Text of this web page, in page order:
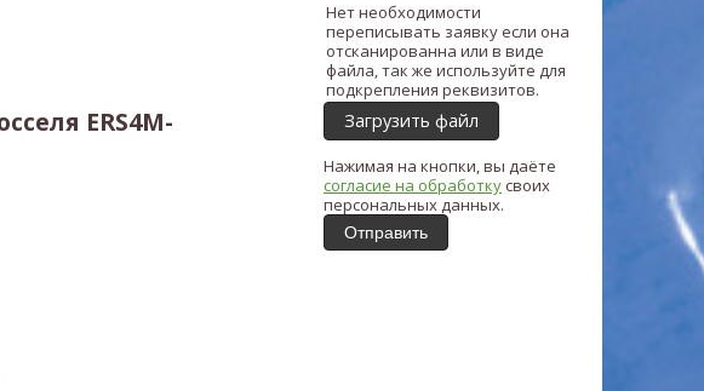
ERS4M-
Нет необходимости
переписывать заявку если она
отсканированна или в виде
файла, так же используйте для
подкрепления реквизитов.
Загрузить файл
Нажимая на кнопки, вы даёте
согласие на обработкусвоих
персональных данных.
Отправить